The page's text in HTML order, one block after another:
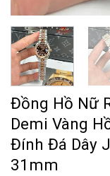
Đồng Hồ Nữ
Demi Vàng
Đính Đá Dây
31mm